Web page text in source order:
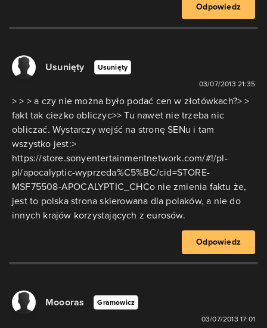
Odpowiedz
Usunięty Usunięty
03/07/2013 21:35
> > > a czy nie można było podać cen w złotówkach?> >
fakt tak ciezko obliczyc>> Tu nawet nie trzeba nic
obliczać. Wystarczy wejść na stronę SENu i tam
wszystko jest:>
https://store.sonyentertainmentnetwork.com/#!/pl-
pl/apocalyptic-wyprzeda%C5%BC/cid=STORE-
MSF75508-APOCALYPTIC_CHCo nie zmienia faktu że,
jest to polska strona skierowana dla polaków, a nie do
innych krajów korzystających z eurosów.
Odpowiedz
Moooras Gramowicz
03/07/2013 17:01